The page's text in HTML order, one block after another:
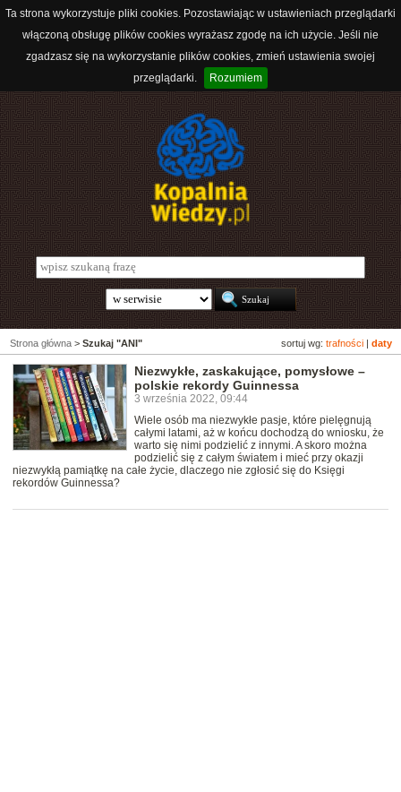
Ta strona wykorzystuje pliki cookies. Pozostawiając w ustawieniach przeglądarki
włączoną obsługę plików cookies wyrażasz zgodę na ich użycie. Jeśli nie
zgadzasz się na wykorzystanie plików cookies, zmień ustawienia swojej
przeglądarki.
Rozumiem
sortuj wg: trafności daty
Strona główna > Szukaj "ANI"
Niezwykłe, zaskakujące, pomysłowe –
polskie rekordy Guinnessa
3 września 2022, 09:44
Wiele osób ma niezwykłe pasje, które pielęgnują
całymi latami, aż w końcu dochodzą do wniosku, że
warto się nimi podzielić z innymi. A skoro można
podzielić się z całym światem i mieć przy okazji
niezwykłą pamiątkę na całe życie, dlaczego nie zgłosić się do Księgi
rekordów Guinnessa?